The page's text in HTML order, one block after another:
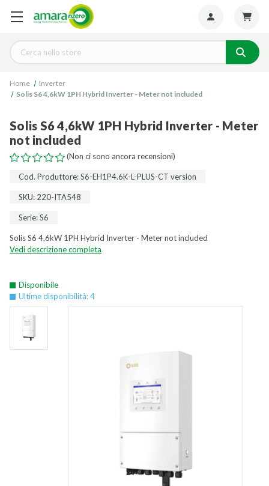
Cerca
Home
Inverter
Solis S6 4,6kW 1PH Hybrid Inverter - Meter not included
Solis S6 4,6kW 1PH Hybrid Inverter - Meter
not included
(Non ci sono ancora recensioni)
Cod. Produttore: S6-EH1P4.6K-L-PLUS-CT version
SKU: 220-ITA548
Serie: S6
Solis S6 4,6kW 1PH Hybrid Inverter - Meter not included
Vedi descrizione completa
Disponibile
Ultime disponibilità: 4